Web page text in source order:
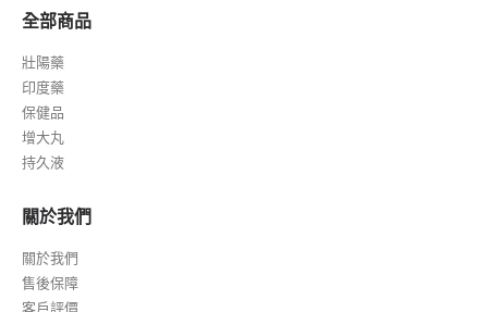
全部商品
壯陽藥
印度藥
保健品
增大丸
持久液
關於我們
關於我們
售後保障